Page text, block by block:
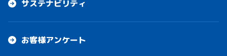
サステナビリティ
お客様アンケート